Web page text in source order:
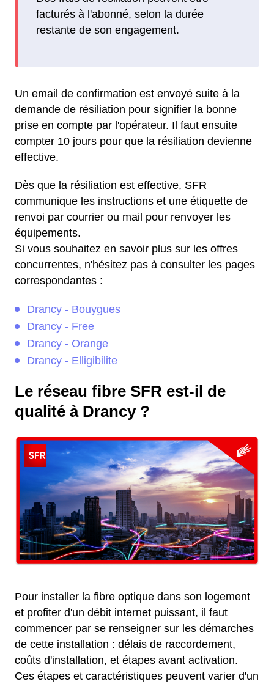
facturés à l'abonné, selon la durée
restante de son engagement.
Un email de confirmation est envoyé suite à la
demande de résiliation pour signifier la bonne
prise en compte par l'opérateur. Il faut ensuite
compter 10 jours pour que la résiliation devienne
effective.
Dès que la résiliation est effective, SFR
communique les instructions et une étiquette de
renvoi par courrier ou mail pour renvoyer les
équipements.
Si vous souhaitez en savoir plus sur les offres
concurrentes, n'hésitez pas à consulter les pages
correspondantes :
Drancy - Bouygues
Drancy - Free
Drancy - Orange
Drancy - Elligibilite
Le réseau fibre SFR est-il de
qualité à Drancy ?
Pour installer la fibre optique dans son logement
et profiter d'un débit internet puissant, il faut
commencer par se renseigner sur les démarches
de cette installation : délais de raccordement,
coûts d'installation, et étapes avant activation.
Ces étapes et caractéristiques peuvent varier d'un